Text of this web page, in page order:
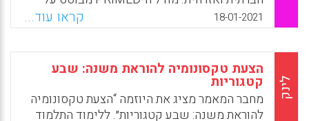
WhatsApp
Facebook
Email
X
שישה עקרונות וחותר לטפח את האקלים הבית
ספרי, לשפר את שיטות ההוראה ולהצמיח ילדים
על ערכי רעות ודמוקרטיה. מודל זה יכול לשמש
גם כעמוד תווך של תוכניות הכשרה להוראה
ולסייע בכתיבת תוכנית לימודים מקדמת
ומשמעותית עבור גננות, מורים, מנהלים ומפקחים.
18-01-2021 קראו עוד...
לינק
הצעת טקסונומיה להוראת משנה: שבע
קטגוריות
מחבר המאמר מציג את היוזמה “הצעת טקסונומיה
להוראת משנה: שבע קטגוריות״. ללימוד התלמוד